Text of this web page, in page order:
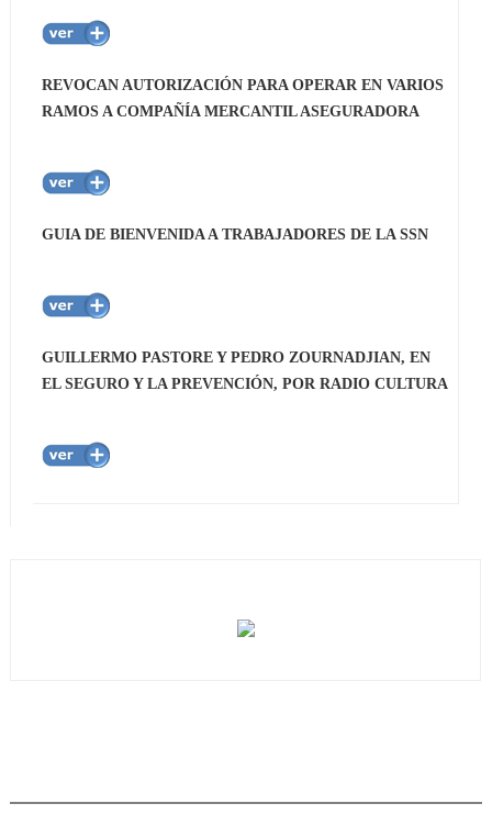
REVOCAN AUTORIZACIÓN PARA OPERAR EN VARIOS
RAMOS A COMPAÑÍA MERCANTIL ASEGURADORA
GUIA DE BIENVENIDA A TRABAJADORES DE LA SSN
GUILLERMO PASTORE Y PEDRO ZOURNADJIAN, EN
EL SEGURO Y LA PREVENCIÓN, POR RADIO CULTURA